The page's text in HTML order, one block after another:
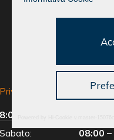
Privacy policy
Orari da Lunedì a
8:00 – 12:00
Sabato: 08:00